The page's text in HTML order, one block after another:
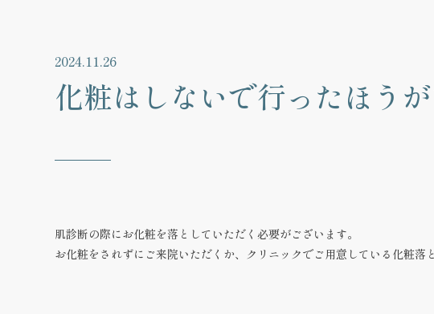
2024.11.26
化粧はしないで行ったほう
肌診断の際にお化粧を落としていただく必要がございます。
お化粧をされずにご来院いただくか、クリニックでご用意している化粧落